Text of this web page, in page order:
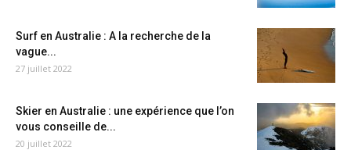
Surf en Australie : A la recherche de la
vague...
27 juillet 2022
Skier en Australie : une expérience que l’on
vous conseille de...
20 juillet 2022